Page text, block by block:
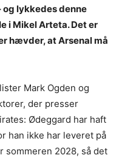
lykkedes denne
i Mikel Arteta. Det er
hævder, at Arsenal må
Mark Ogden og
der presser
Ødeggard har haft
han ikke har leveret på
sommeren 2028, så det